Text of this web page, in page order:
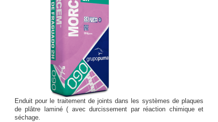
Enduit pour le traitement de joints dans les systèmes de plaques
de plâtre laminé ( avec durcissement par réaction chimique et
séchage.